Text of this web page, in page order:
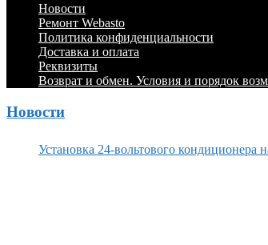
Menu
содержимому
Новости
Ремонт Webasto
Политика конфиденциальности
Доставка и оплата
Реквизиты
Возврат и обмен. Условия и порядок
Новости
Установка 24-вольтового кондиционера